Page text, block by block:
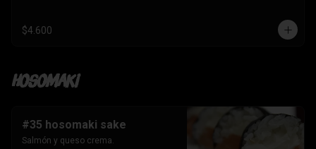
$4.600
Hosomaki
#35 hosomaki sake
Salmón y queso crema.